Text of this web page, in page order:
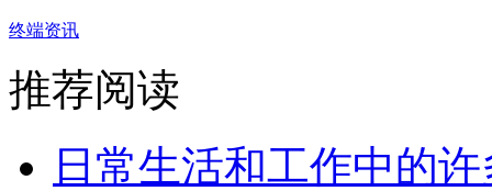
终端资讯
推荐阅读
日常生活和工作中的